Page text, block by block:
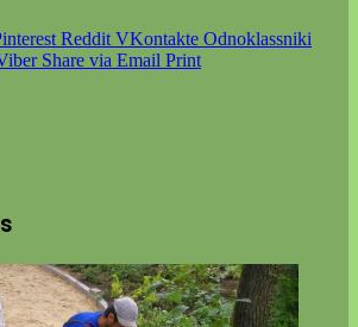
Reddit VKontakte Odnoklassniki
Share via Email Print